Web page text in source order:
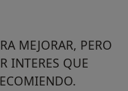
MEJORAR, PERO
INTERES QUE